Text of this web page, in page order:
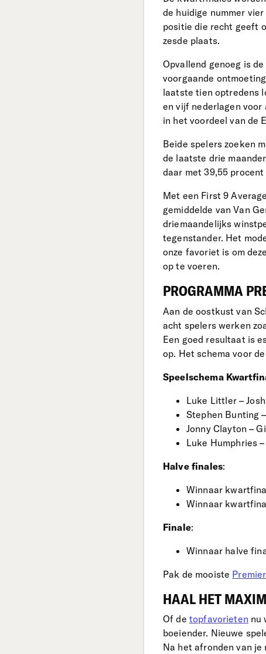
de huidige nummer
positie die recht geeft
zesde plaats.
Opvallend genoeg is
voorgaande
laatste tien optredens
en vijf nederlagen voor
in het voordeel van de
Beide spelers zoeken
de laatste drie
daar met 39,55
Met een First 9
gemiddelde van Van
driemaandelijks
tegenstander. Het
onze favoriet is om
op te voeren.
PROGRAMMA
Aan de oostkust van
acht spelers werken
Een goed resultaat is
op. Het schema voor
Speelschema
Luke Littler –
Stephen Bunting
Jonny Clayton –
Luke Humphries
Halve finales:
Winnaar
Winnaar
Finale:
Winnaar halve
Pak de mooiste
HAAL HET
Of de topfavorieten nu
boeiender. Nieuwe
Na het afronden van